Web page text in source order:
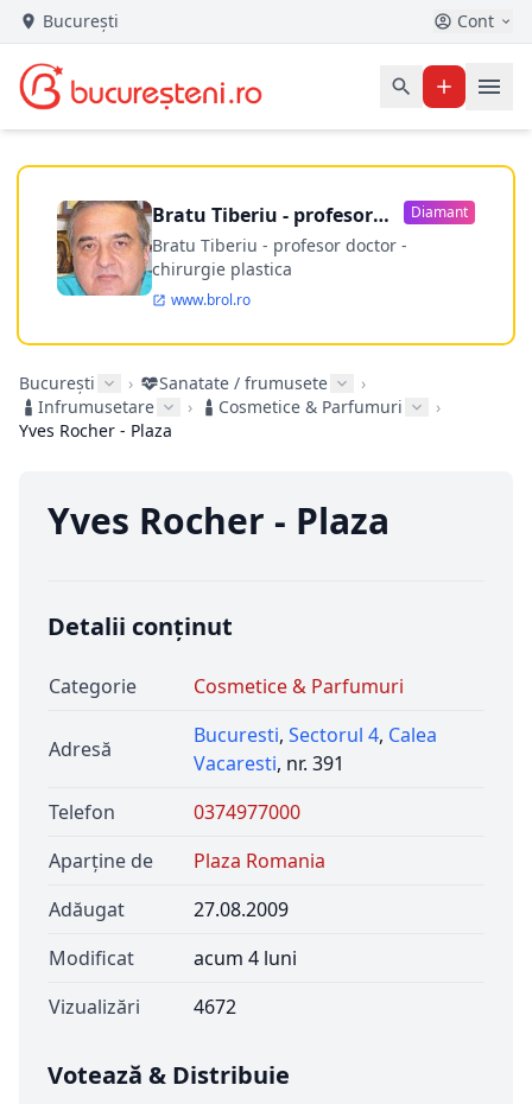
București Cont
Bratu Tiberiu - profesor
doctor
Diamant
Bratu Tiberiu - profesor doctor -
chirurgie plastica
www.brol.ro
București › Sanatate / frumusete
›
Infrumusetare
› Cosmetice & Parfumuri
›
Yves Rocher - Plaza
Yves Rocher - Plaza
Detalii conținut
Categorie Cosmetice & Parfumuri
Adresă
Bucuresti, Sectorul 4, Calea
Vacaresti, nr. 391
Telefon
0374977000
Aparține de
Plaza Romania
Adăugat
27.08.2009
Modificat
acum 4 luni
Vizualizări
4672
Votează & Distribuie